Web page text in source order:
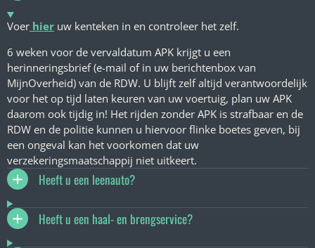
Voer hier uw kenteken in en controleer het zelf.
6 weken voor de vervaldatum APK krijgt u een
herinneringsbrief (e-mail of in uw berichtenbox van
MijnOverheid) van de RDW. U blijft zelf altijd verantwoordelijk
voor het op tijd laten keuren van uw voertuig, plan uw APK
daarom ook tijdig in! Het rijden zonder APK is strafbaar en de
RDW en de politie kunnen u hiervoor flinke boetes geven, bij
een ongeval kan het voorkomen dat uw
verzekeringsmaatschappij niet uitkeert.
Heeft u een leenauto?
Heeft u een haal- en brengservice?